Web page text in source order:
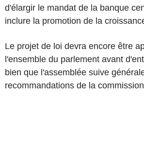
d'élargir le mandat de la banque
inclure la promotion de la
Le projet de loi devra encore être
l'ensemble du parlement avant
bien que l'assemblée suive
recommandations de la